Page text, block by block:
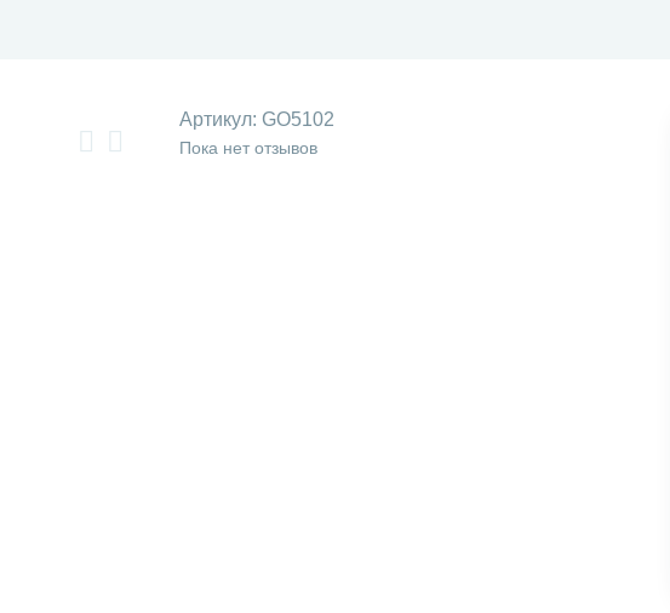
Артикул: GO5102
Пока нет отзывов